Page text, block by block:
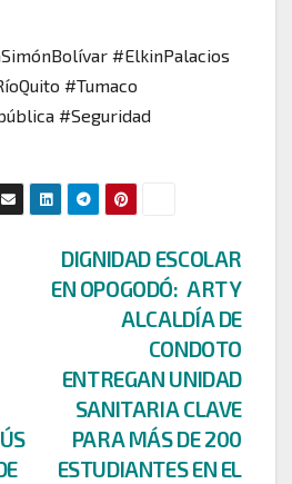
#ElkinPalacios
#Tumaco
#Seguridad
DIGNIDAD ESCOLAR
EN OPOGODÓ: ART Y
ALCALDÍA DE
CONDOTO
ENTREGAN UNIDAD
SANITARIA CLAVE
PARA MÁS DE 200
ESTUDIANTES EN EL